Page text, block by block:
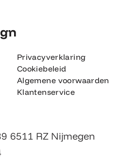
Privacyverklaring
Cookiebeleid
Algemene voorwaarden
Klantenservice
6511 RZ Nijmegen